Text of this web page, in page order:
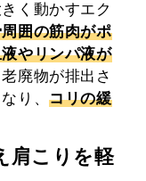
く動かすエク
囲の筋肉がポ
やリンパ液が
廃物が排出さ
り、コリの緩
肩こりを軽